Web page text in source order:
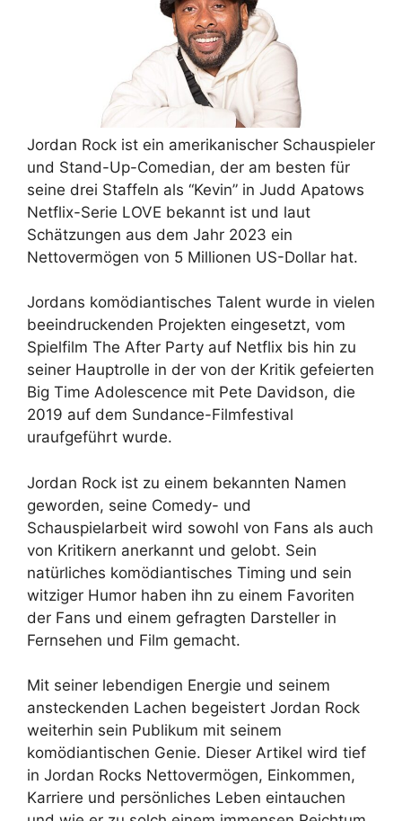
Jordan Rock ist ein amerikanischer Schauspieler
und Stand-Up-Comedian, der am besten für
seine drei Staffeln als “Kevin” in Judd Apatows
Netflix-Serie LOVE bekannt ist und laut
Schätzungen aus dem Jahr 2023 ein
Nettovermögen von 5 Millionen US-Dollar hat.
Jordans komödiantisches Talent wurde in vielen
beeindruckenden Projekten eingesetzt, vom
Spielfilm The After Party auf Netflix bis hin zu
seiner Hauptrolle in der von der Kritik gefeierten
Big Time Adolescence mit Pete Davidson, die
2019 auf dem Sundance-Filmfestival
uraufgeführt wurde.
Jordan Rock ist zu einem bekannten Namen
geworden, seine Comedy- und
Schauspielarbeit wird sowohl von Fans als auch
von Kritikern anerkannt und gelobt. Sein
natürliches komödiantisches Timing und sein
witziger Humor haben ihn zu einem Favoriten
der Fans und einem gefragten Darsteller in
Fernsehen und Film gemacht.
Mit seiner lebendigen Energie und seinem
ansteckenden Lachen begeistert Jordan Rock
weiterhin sein Publikum mit seinem
komödiantischen Genie. Dieser Artikel wird tief
in Jordan Rocks Nettovermögen, Einkommen,
Karriere und persönliches Leben eintauchen